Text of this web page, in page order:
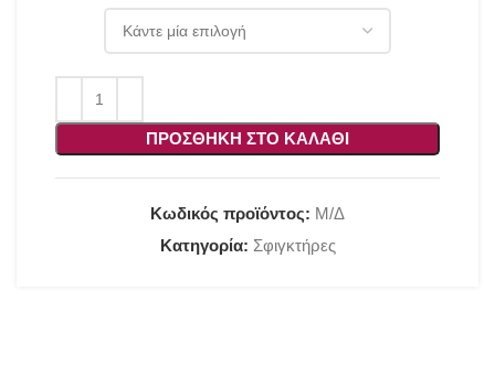
ΠΡΟΣΘΉΚΗ ΣΤΟ ΚΑΛΆΘΙ
Κωδικός προϊόντος: Μ/Δ
Κατηγορία: Σφιγκτήρες